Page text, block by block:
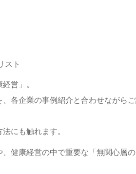
スト
営」。
各企業の事例紹介と合わせながら
にも触れます。
健康経営の中で重要な「無関心層の